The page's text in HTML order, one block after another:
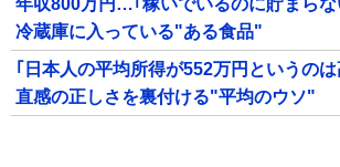
年収800万円…｢稼いでいるのに貯まらな
冷蔵庫に入っている"ある食品"
｢日本人の平均所得が552万円というの
直感の正しさを裏付ける"平均のウソ"